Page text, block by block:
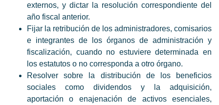
externos, y dictar la resolución correspondiente del
año fiscal anterior.
Fijar la retribución de los administradores, comisarios
e integrantes de los órganos de administración y
fiscalización, cuando no estuviere determinada en
los estatutos o no corresponda a otro órgano.
Resolver sobre la distribución de los beneficios
sociales como dividendos y la adquisición,
aportación o enajenación de activos esenciales,